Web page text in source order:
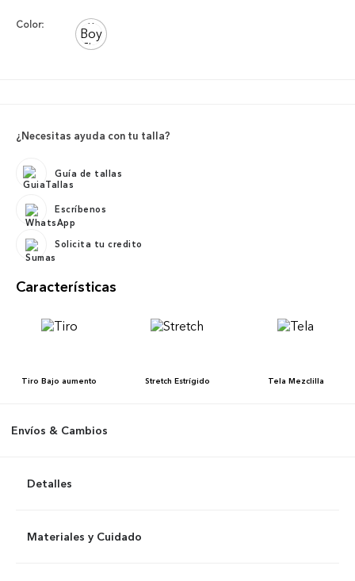
Color:
¿Necesitas ayuda con tu talla?
Guía de tallas
Escríbenos
Solicita tu credito
Características
Tiro Bajo aumento Stretch Estrígido Tela Mezclilla
Envíos & Cambios
Detalles
Materiales y Cuidado